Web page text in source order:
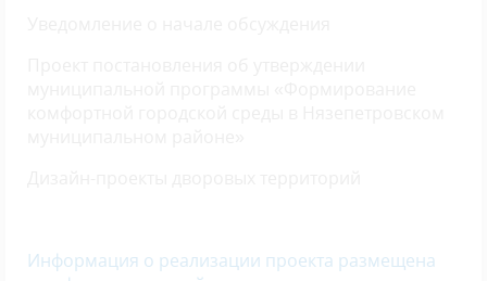
Информация о реализации проекта размещена